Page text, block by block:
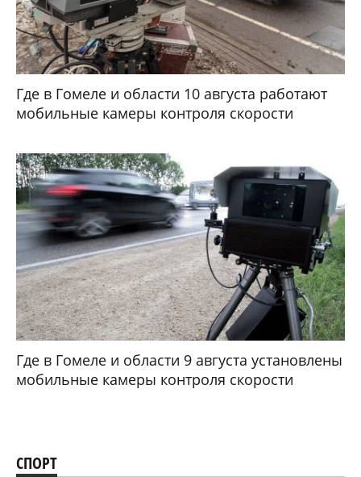
Где в Гомеле и области 10 августа работают
мобильные камеры контроля скорости
Где в Гомеле и области 9 августа установлены
мобильные камеры контроля скорости
СПОРТ